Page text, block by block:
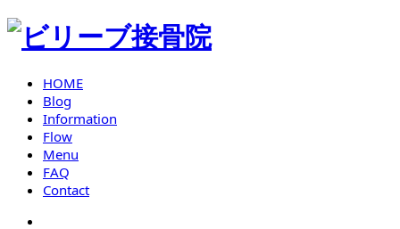
HOME
Blog
Information
Flow
Menu
FAQ
Contact